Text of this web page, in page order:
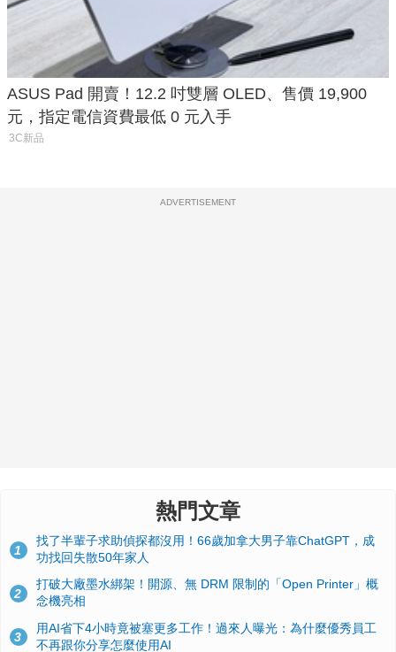
ASUS Pad 開賣！12.2 吋雙層 OLED、售價 19,900
元，指定電信資費最低 0 元入手
3C新品
ADVERTISEMENT
熱門文章
1
找了半輩子求助偵探都沒用！66歲加拿大男子靠ChatGPT，成
功找回失散50年家人
2
打破大廠墨水綁架！開源、無 DRM 限制的「Open Printer」概
念機亮相
3
用AI省下4小時竟被塞更多工作！過來人曝光：為什麼優秀員工
不再跟你分享怎麼使用AI